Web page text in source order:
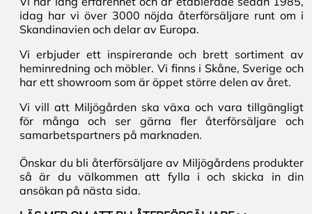
idag har vi över 3000 nöjda återförsäljare runt om i
Skandinavien och delar av Europa.
Vi erbjuder ett inspirerande och brett sortiment av
heminredning och möbler. Vi finns i Skåne, Sverige och
har ett showroom som är öppet större delen av året.
Vi vill att Miljögården ska växa och vara tillgängligt
för många och ser gärna fler återförsäljare och
samarbetspartners på marknaden.
Önskar du bli återförsäljare av Miljögårdens produkter
så är du välkommen att fylla i och skicka in din
ansökan på nästa sida.